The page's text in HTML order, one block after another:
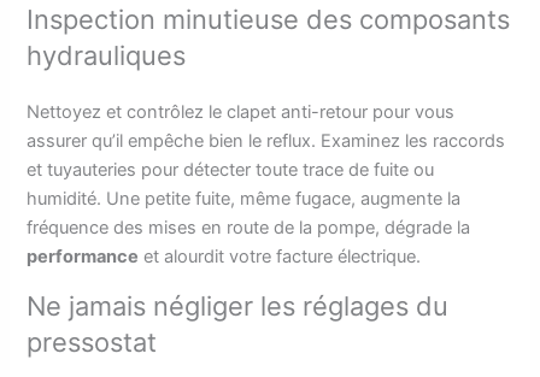
Inspection minutieuse des composants
hydrauliques
Nettoyez et contrôlez le clapet anti-retour pour vous
assurer qu’il empêche bien le reflux. Examinez les raccords
et tuyauteries pour détecter toute trace de fuite ou
humidité. Une petite fuite, même fugace, augmente la
fréquence des mises en route de la pompe, dégrade la
performance et alourdit votre facture électrique.
Ne jamais négliger les réglages du
pressostat